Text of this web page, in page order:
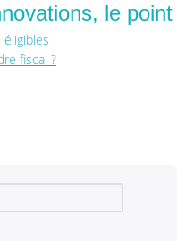
le
fiscal ?